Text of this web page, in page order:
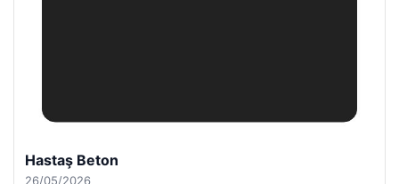
Hastaş Beton
26/05/2026